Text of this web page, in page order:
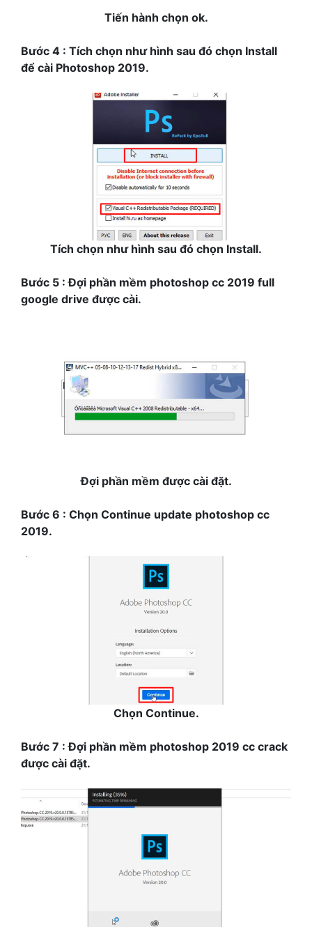
Tiến hành chọn ok.
Bước 4 : Tích chọn như hình sau đó chọn Install
để cài Photoshop 2019.
Tích chọn như hình sau đó chọn Install.
Bước 5 : Đợi phần mềm photoshop cc 2019 full
google drive được cài.
Đợi phần mềm được cài đặt.
Bước 6 : Chọn Continue update photoshop cc
2019.
Chọn Continue.
Bước 7 : Đợi phần mềm photoshop 2019 cc crack
được cài đặt.